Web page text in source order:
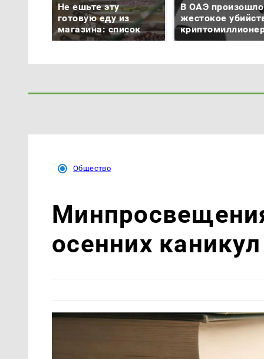
Не ешьте эту
готовую еду из
магазина: список
В ОАЭ произошло
жестокое
Общество
осенних